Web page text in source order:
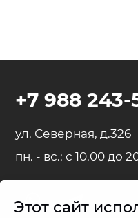
ул. Северная, д.326
пн. - вс.: с 10.00 до
+7 988 243-
Этот сайт